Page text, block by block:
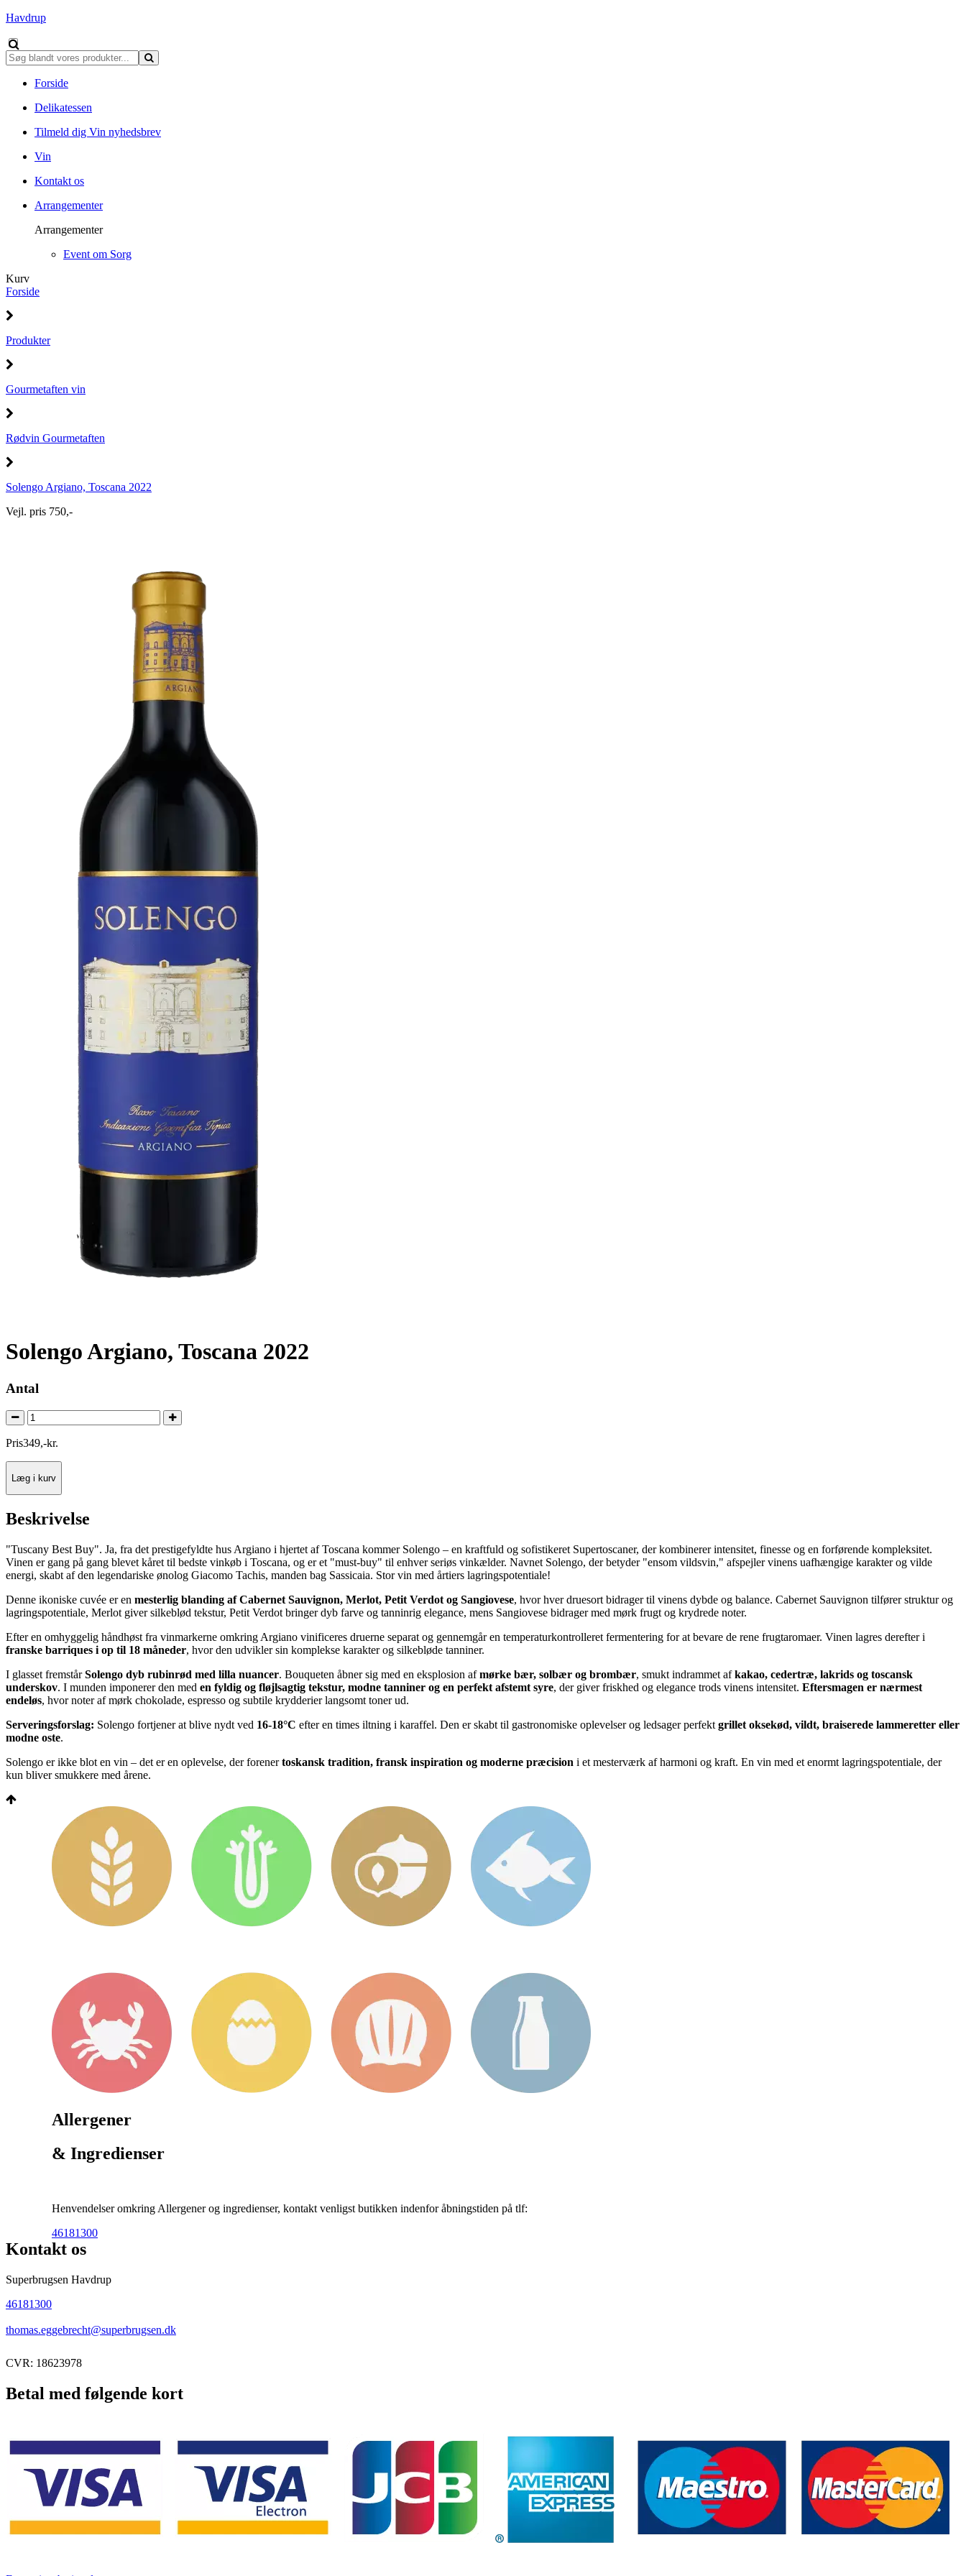
Havdrup
Forside
Delikatessen
Tilmeld dig Vin nyhedsbrev
Vin
Kontakt os
Arrangementer
Arrangementer
Event om Sorg
Kurv
Forside
Produkter
Gourmetaften vin
Rødvin Gourmetaften
Solengo Argiano, Toscana 2022
Vejl. pris 750,-
Solengo Argiano, Toscana 2022
Antal
Pris349,-kr.
Læg i kurv
Beskrivelse
"Tuscany Best Buy". Ja, fra det prestigefyldte hus Argiano i hjertet af Toscana kommer Solengo – en kraftfuld og sofistikeret Supertoscaner, der kombinerer intensitet, finesse og en forførende kompleksitet.
Vinen er gang på gang blevet kåret til bedste vinkøb i Toscana, og er et "must-buy" til enhver seriøs vinkælder. Navnet Solengo, der betyder "ensom vildsvin," afspejler vinens uafhængige karakter og vilde
energi, skabt af den legendariske ønolog Giacomo Tachis, manden bag Sassicaia. Stor vin med årtiers lagringspotentiale!
Denne ikoniske cuvée er en mesterlig blanding af Cabernet Sauvignon, Merlot, Petit Verdot og Sangiovese, hvor hver druesort bidrager til vinens dybde og balance. Cabernet Sauvignon tilfører struktur og
lagringspotentiale, Merlot giver silkeblød tekstur, Petit Verdot bringer dyb farve og tanninrig elegance, mens Sangiovese bidrager med mørk frugt og krydrede noter.
Efter en omhyggelig håndhøst fra vinmarkerne omkring Argiano vinificeres druerne separat og gennemgår en temperaturkontrolleret fermentering for at bevare de rene frugtaromaer. Vinen lagres derefter i
franske barriques i op til 18 måneder, hvor den udvikler sin komplekse karakter og silkebløde tanniner.
I glasset fremstårSolengo dyb rubinrød med lilla nuancer. Bouqueten åbner sig med en eksplosion afmørke bær, solbær og brombær, smukt indrammet afkakao, cedertræ, lakrids og toscansk
underskov. I munden imponerer den med en fyldig og fløjlsagtig tekstur, modne tanniner og en perfekt afstemt syre, der giver friskhed og elegance trods vinens intensitet. Eftersmagen er nærmest
endeløs, hvor noter af mørk chokolade, espresso og subtile krydderier langsomt toner ud.
Serveringsforslag: Solengo fortjener at blive nydt ved 16-18°C efter en times iltning i karaffel. Den er skabt til gastronomiske oplevelser og ledsager perfekt grillet oksekød, vildt, braiserede lammeretter eller
modne oste.
Solengo er ikke blot en vin – det er en oplevelse, der forenertoskansk tradition, fransk inspiration og moderne præcision i et mesterværk af harmoni og kraft. En vin med et enormt lagringspotentiale, der
kun bliver smukkere med årene.
Allergener
& Ingredienser
Henvendelser omkring Allergener og ingredienser, kontakt venligst butikken indenfor åbningstiden på tlf:
46181300
Kontakt os
Superbrugsen Havdrup
46181300
thomas.eggebrecht@superbrugsen.dk
CVR: 18623978
Betal med følgende kort